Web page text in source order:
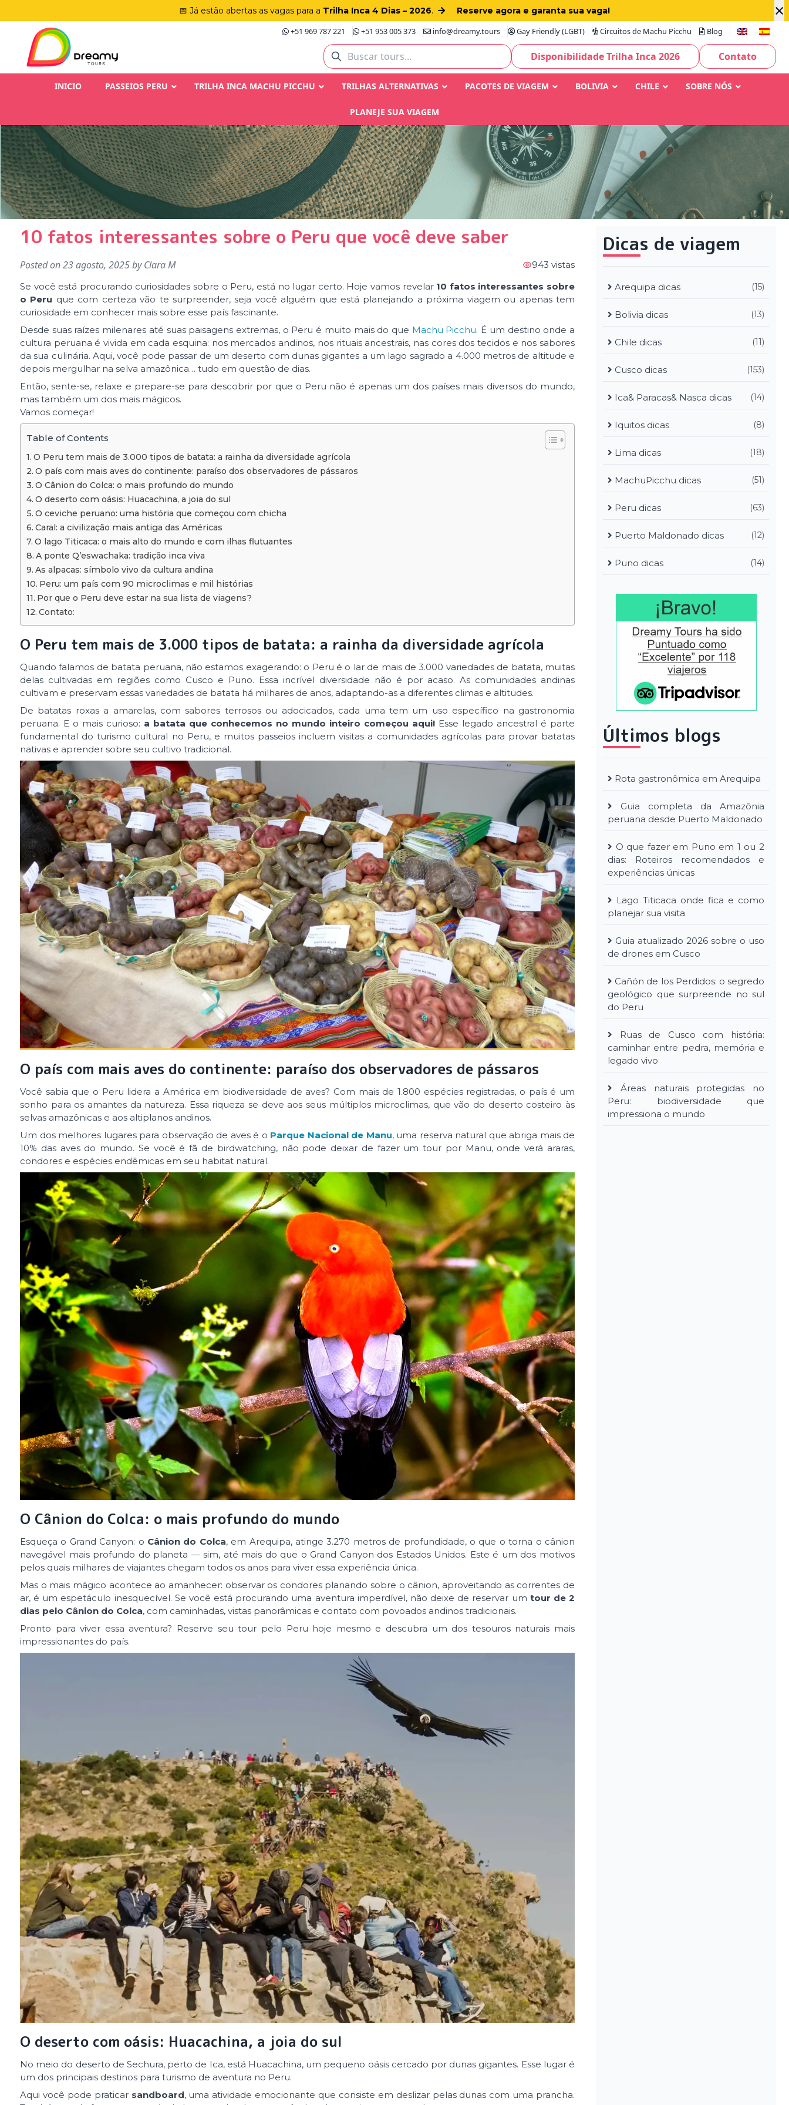
×
📅 Já estão abertas as vagas para a Trilha Inca 4 Dias – 2026.
Reserve agora e garanta sua vaga!
+51 969 787 221
+51 953 005 373 info@dreamy.tours Gay Friendly (LGBT) Circuitos de Machu Picchu Blog
Disponibilidade Trilha Inca 2026 Contato
INICIO PASSEIOS PERU TRILHA INCA MACHU PICCHU TRILHAS ALTERNATIVAS PACOTES DE VIAGEM BOLIVIA CHILE SOBRE NÓS
PLANEJE SUA VIAGEM
10 fatos interessantes sobre o Peru que você deve saber
Posted on23 agosto, 2025byClara M
943 vistas
Se você está procurando curiosidades sobre o Peru, está no lugar certo. Hoje vamos revelar 10 fatos interessantes sobre
o Peru que com certeza vão te surpreender, seja você alguém que está planejando a próxima viagem ou apenas tem
curiosidade em conhecer mais sobre esse país fascinante.
Desde suas raízes milenares até suas paisagens extremas, o Peru é muito mais do que Machu Picchu. É um destino onde a
cultura peruana é vivida em cada esquina: nos mercados andinos, nos rituais ancestrais, nas cores dos tecidos e nos sabores
da sua culinária. Aqui, você pode passar de um deserto com dunas gigantes a um lago sagrado a 4.000 metros de altitude e
depois mergulhar na selva amazônica… tudo em questão de dias.
Então, sente-se, relaxe e prepare-se para descobrir por que o Peru não é apenas um dos países mais diversos do mundo,
mas também um dos mais mágicos.
Vamos começar!
Table of Contents
O Peru tem mais de 3.000 tipos de batata: a rainha da diversidade agrícola
O país com mais aves do continente: paraíso dos observadores de pássaros
O Cânion do Colca: o mais profundo do mundo
O deserto com oásis: Huacachina, a joia do sul
O ceviche peruano: uma história que começou com chicha
Caral: a civilização mais antiga das Américas
O lago Titicaca: o mais alto do mundo e com ilhas flutuantes
A ponte Q’eswachaka: tradição inca viva
As alpacas: símbolo vivo da cultura andina
Peru: um país com 90 microclimas e mil histórias
Por que o Peru deve estar na sua lista de viagens?
Contato:
O Peru tem mais de 3.000 tipos de batata: a rainha da diversidade agrícola
Quando falamos de batata peruana, não estamos exagerando: o Peru é o lar de mais de 3.000 variedades de batata, muitas
delas cultivadas em regiões como Cusco e Puno. Essa incrível diversidade não é por acaso. As comunidades andinas
cultivam e preservam essas variedades de batata há milhares de anos, adaptando-as a diferentes climas e altitudes.
De batatas roxas a amarelas, com sabores terrosos ou adocicados, cada uma tem um uso específico na gastronomia
peruana. E o mais curioso: a batata que conhecemos no mundo inteiro começou aqui! Esse legado ancestral é parte
fundamental do turismo cultural no Peru, e muitos passeios incluem visitas a comunidades agrícolas para provar batatas
nativas e aprender sobre seu cultivo tradicional.
O país com mais aves do continente: paraíso dos observadores de pássaros
Você sabia que o Peru lidera a América em biodiversidade de aves? Com mais de 1.800 espécies registradas, o país é um
sonho para os amantes da natureza. Essa riqueza se deve aos seus múltiplos microclimas, que vão do deserto costeiro às
selvas amazônicas e aos altiplanos andinos.
Um dos melhores lugares para observação de aves é o Parque Nacional de Manu, uma reserva natural que abriga mais de
10% das aves do mundo. Se você é fã de birdwatching, não pode deixar de fazer um tour por Manu, onde verá araras,
condores e espécies endêmicas em seu habitat natural.
O Cânion do Colca: o mais profundo do mundo
Esqueça o Grand Canyon: o Cânion do Colca, em Arequipa, atinge 3.270 metros de profundidade, o que o torna o cânion
navegável mais profundo do planeta — sim, até mais do que o Grand Canyon dos Estados Unidos. Este é um dos motivos
pelos quais milhares de viajantes chegam todos os anos para viver essa experiência única.
Mas o mais mágico acontece ao amanhecer: observar os condores planando sobre o cânion, aproveitando as correntes de
ar, é um espetáculo inesquecível. Se você está procurando uma aventura imperdível, não deixe de reservar um tour de 2
dias pelo Cânion do Colca, com caminhadas, vistas panorâmicas e contato com povoados andinos tradicionais.
Pronto para viver essa aventura? Reserve seu tour pelo Peru hoje mesmo e descubra um dos tesouros naturais mais
impressionantes do país.
O deserto com oásis: Huacachina, a joia do sul
No meio do deserto de Sechura, perto de Ica, está Huacachina, um pequeno oásis cercado por dunas gigantes. Esse lugar é
um dos principais destinos para turismo de aventura no Peru.
Aqui você pode praticar sandboard, uma atividade emocionante que consiste em deslizar pelas dunas com uma prancha.
Dicas de viagem
Arequipa dicas (15)
Bolivia dicas (13)
Chile dicas (11)
Cusco dicas (153)
Ica& Paracas& Nasca dicas (14)
Iquitos dicas (8)
Lima dicas (18)
MachuPicchu dicas (51)
Peru dicas (63)
Puerto Maldonado dicas (12)
Puno dicas (14)
Últimos blogs
Rota gastronômica em Arequipa
Guia completa da Amazônia
peruana desde Puerto Maldonado
O que fazer em Puno em 1 ou 2
dias: Roteiros recomendados e
experiências únicas
Lago Titicaca onde fica e como
planejar sua visita
Guia atualizado 2026 sobre o uso
de drones em Cusco
Cañón de los Perdidos: o segredo
geológico que surpreende no sul
do Peru
Ruas de Cusco com história:
caminhar entre pedra, memória e
legado vivo
Áreas naturais protegidas no
Peru: biodiversidade que
impressiona o mundo